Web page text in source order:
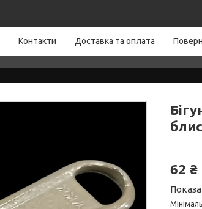
Контакти Доставка та оплата
62 ₴